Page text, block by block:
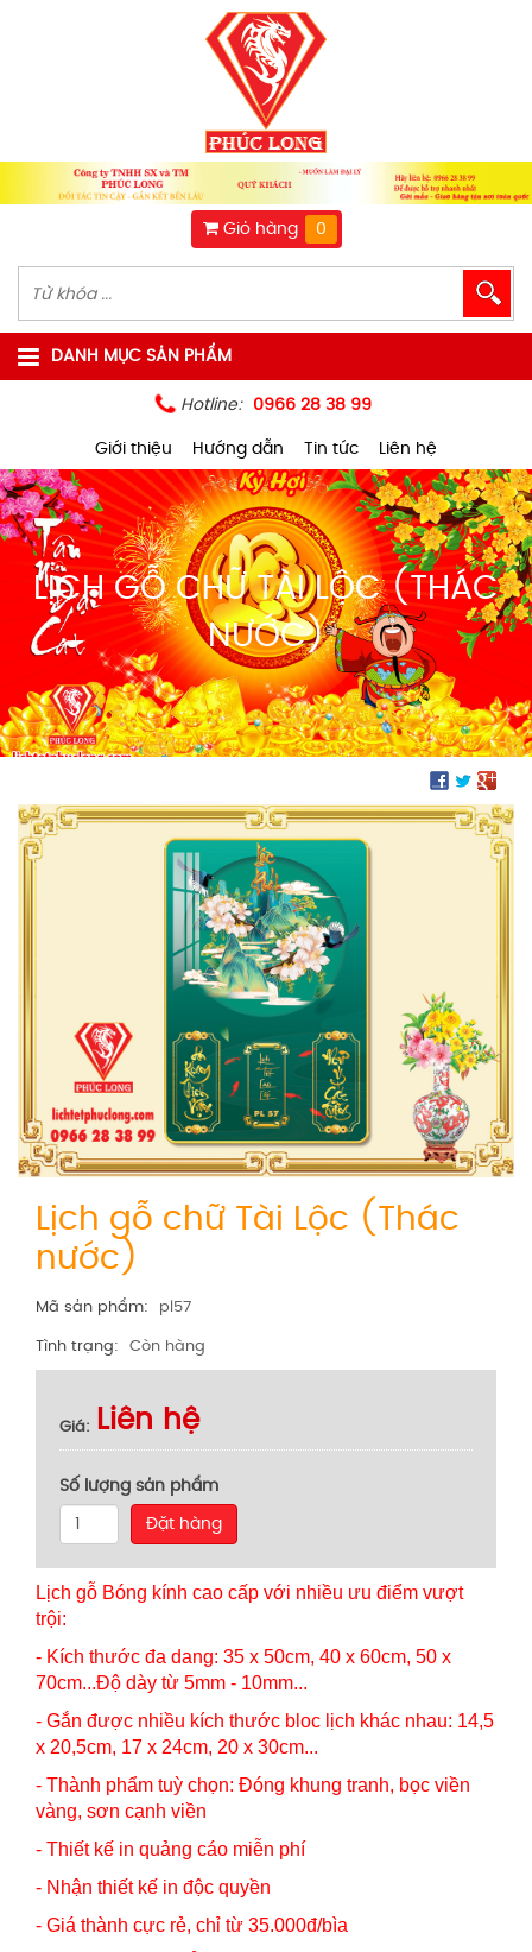
Giỏ hàng 0
DANH MỤC SẢN PHẨM
Hotline: 0966 28 38 99
Giới thiệu
Hướng dẫn Tin tức Liên hệ
LỊCH GỖ CHỮ TÀI LỘC (THÁC
NƯỚC)
Lịch gỗ chữ Tài Lộc (Thác
nước)
Mã sản phẩm
pl57
Tình trạng
Còn hàng
Giá Liên hệ
Số lượng sản phẩm
Đặt hàng
Lịch gỗ Bóng kính cao cấp với nhiều ưu điểm vượt
trội:
- Kích thước đa dang: 35 x 50cm, 40 x 60cm, 50 x
70cm...Độ dày từ 5mm - 10mm...
- Gắn được nhiều kích thước bloc lịch khác nhau: 14,5
x 20,5cm, 17 x 24cm, 20 x 30cm...
- Thành phẩm tuỳ chọn: Đóng khung tranh, bọc viền
vàng, sơn cạnh viền
- Thiết kế in quảng cáo miễn phí
- Nhận thiết kế in độc quyền
- Giá thành cực rẻ, chỉ từ 35.000đ/bìa